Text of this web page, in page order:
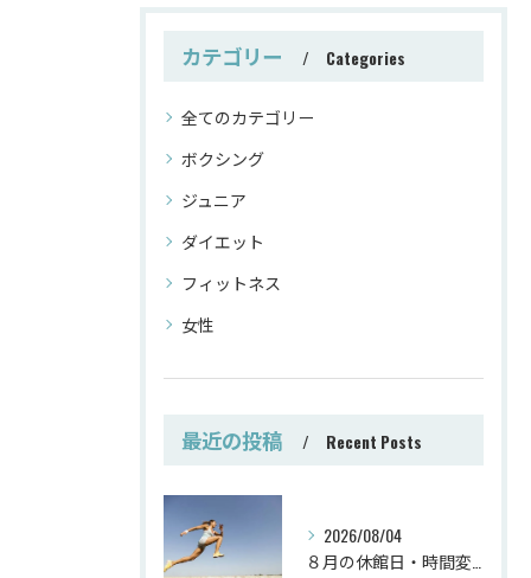
カテゴリー Categories
全てのカテゴリー
ボクシング
ジュニア
ダイエット
フィットネス
女性
最近の投稿 Recent Posts
2026/08/04